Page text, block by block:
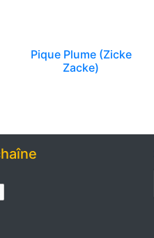
Pique Plume (Zicke
Zacke)